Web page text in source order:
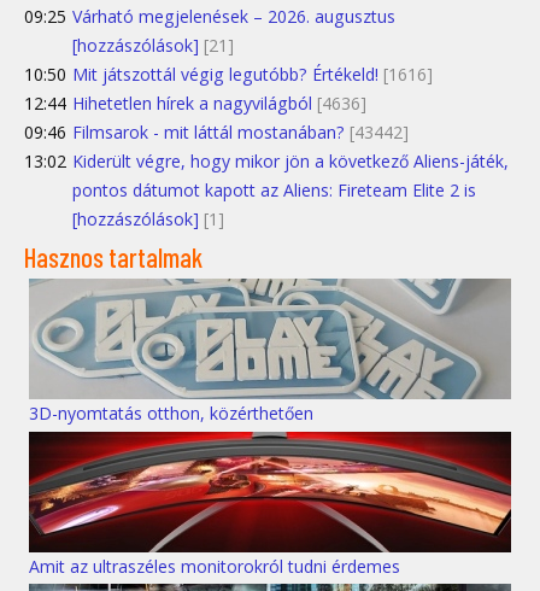
09:25 Várható megjelenések – 2026. augusztus
[hozzászólások] [21]
10:50 Mit játszottál végig legutóbb? Értékeld! [1616]
12:44 Hihetetlen hírek a nagyvilágból [4636]
09:46 Filmsarok - mit láttál mostanában? [43442]
13:02 Kiderült végre, hogy mikor jön a következő Aliens-játék,
pontos dátumot kapott az Aliens: Fireteam Elite 2 is
[hozzászólások] [1]
Hasznos tartalmak
3D-nyomtatás otthon, közérthetően
Amit az ultraszéles monitorokról tudni érdemes